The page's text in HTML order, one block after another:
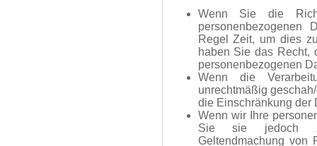
Wenn Sie die
Regel Zeit, um dies
haben Sie das Recht,
personenbezogenen
Wenn die
unrechtmäßig
die Einschränkung der
Wenn wir Ihre
Sie sie jedoch
Geltendmachung von